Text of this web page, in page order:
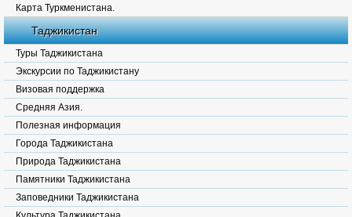
Карта Туркменистана.
Таджикистан
Туры Таджикистана
Экскурсии по Таджикистану
Визовая поддержка
Средняя Азия.
Полезная информация
Города Таджикистана
Природа Таджикистана
Памятники Таджикистана
Заповедники Таджикистана